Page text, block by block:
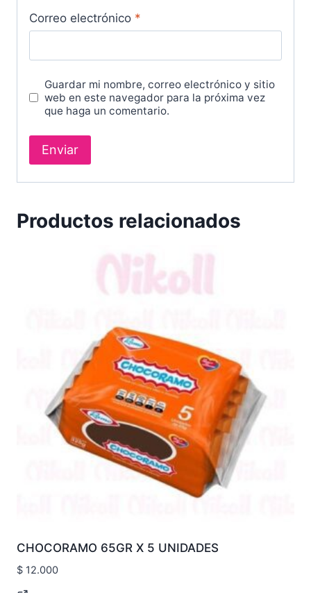
Correo electrónico *
Guardar mi nombre, correo electrónico y sitio
web en este navegador para la próxima vez
que haga un comentario.
Productos relacionados
CHOCORAMO 65GR X 5 UNIDADES
$ 12.000